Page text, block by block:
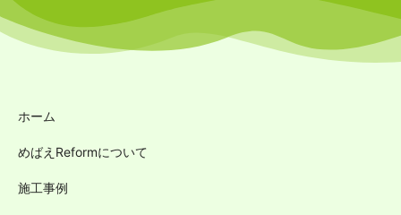
ホーム
めばえReformについて
施工事例